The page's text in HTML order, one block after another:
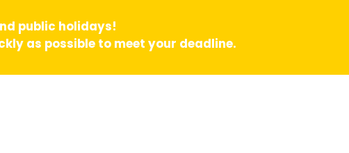
public holidays!
as possible to meet your deadline.